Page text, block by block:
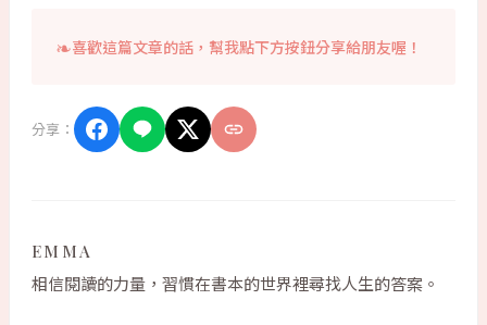
喜歡這篇文章的話，幫我點下方按鈕分享給朋友喔！
分享：
EMMA
相信閱讀的力量，習慣在書本的世界裡尋找人生的答案。